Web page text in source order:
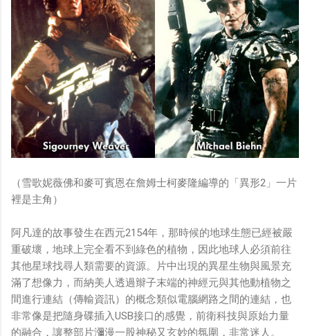
（雪歌妮薇佛和麥可賓恩在詹姆士柯麥隆編導的「異形2」一片
裡是主角）
阿凡達的故事發生在西元2154年，那時候的地球生態已經被嚴
重破壞，地球上完全看不到綠色的植物，因此地球人必須前往
其他星球找尋人類需要的資源。片中出現的異星生物與風景充
滿了想像力，而納美人透過辮子末端的神經元與其他動植物之
間進行連結（傳輸資訊）的概念類似電腦網路之間的連結，也
非常像是把隨身碟插入USB接口的感覺，前衛科技與原始力量
的融合，讓整部片瀰漫一股神秘又玄妙的氛圍，非常迷人。